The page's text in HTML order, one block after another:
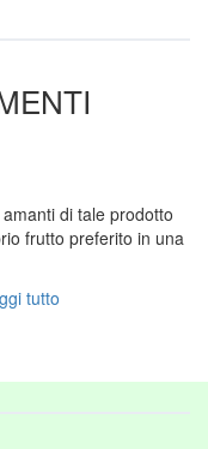
di tale prodotto
frutto preferito in una
tutto